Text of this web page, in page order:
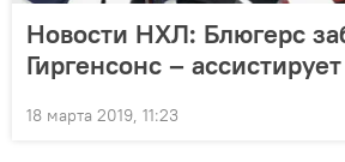
Новости НХЛ: Блюгерс
Гиргенсонс – ассистирует
18 марта 2019, 11:23